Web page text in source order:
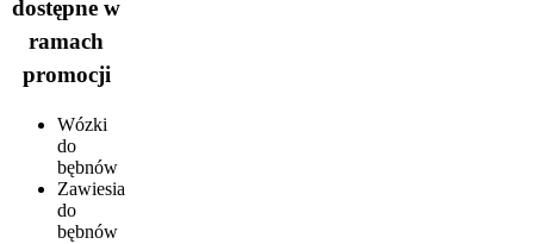
dostępne w
ramach
promocji
Wózki
do
bębnów
Zawiesia
do
bębnów